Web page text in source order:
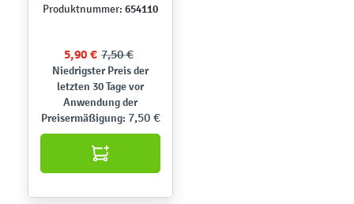
Produktnummer: 654110
5,90 € 7,50 €
Niedrigster Preis der
letzten 30 Tage vor
Anwendung der
Preisermäßigung: 7,50 €